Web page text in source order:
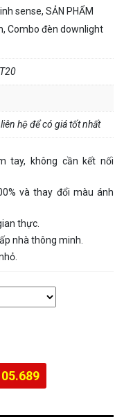
sense, SẢN PHẨM
, Combo đèn downlight
hệ để có giá tốt nhất
tay, không cần kết nối
và thay đổi màu ánh
thực.
nhà thông minh.